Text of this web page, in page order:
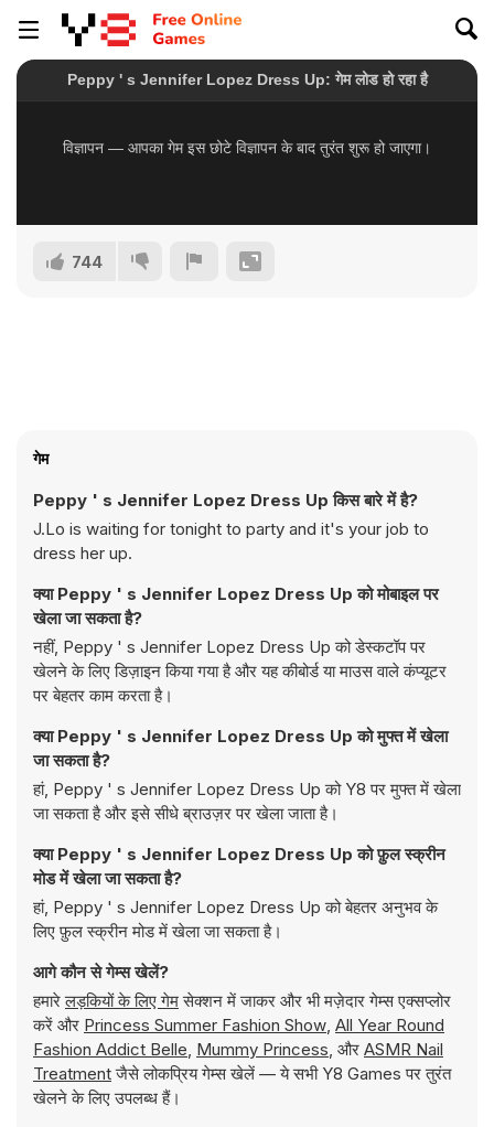
744
गेम
Peppy ' s Jennifer Lopez Dress Up किस बारे में है?
J.Lo is waiting for tonight to party and it's your job to
dress her up.
क्या Peppy ' s Jennifer Lopez Dress Up को मोबाइल पर
खेला जा सकता है?
नहीं, Peppy ' s Jennifer Lopez Dress Up को डेस्कटॉप पर
खेलने के लिए डिज़ाइन किया गया है और यह कीबोर्ड या माउस वाले कंप्यूटर
पर बेहतर काम करता है।
क्या Peppy ' s Jennifer Lopez Dress Up को मुफ्त में खेला
जा सकता है?
हां, Peppy ' s Jennifer Lopez Dress Up को Y8 पर मुफ्त में खेला
जा सकता है और इसे सीधे ब्राउज़र पर खेला जाता है।
क्या Peppy ' s Jennifer Lopez Dress Up को फ़ुल स्क्रीन
मोड में खेला जा सकता है?
हां, Peppy ' s Jennifer Lopez Dress Up को बेहतर अनुभव के
लिए फ़ुल स्क्रीन मोड में खेला जा सकता है।
आगे कौन से गेम्स खेलें?
हमारेलड़कियों के लिए गेमसेक्शन में जाकर और भी मज़ेदार गेम्स एक्सप्लोर
करें और Princess Summer Fashion Show, All Year Round
Fashion Addict Belle, Mummy Princess, और ASMR Nail
Treatmentजैसे लोकप्रिय गेम्स खेलें — ये सभी Y8 Games पर तुरंत
खेलने के लिए उपलब्ध हैं।